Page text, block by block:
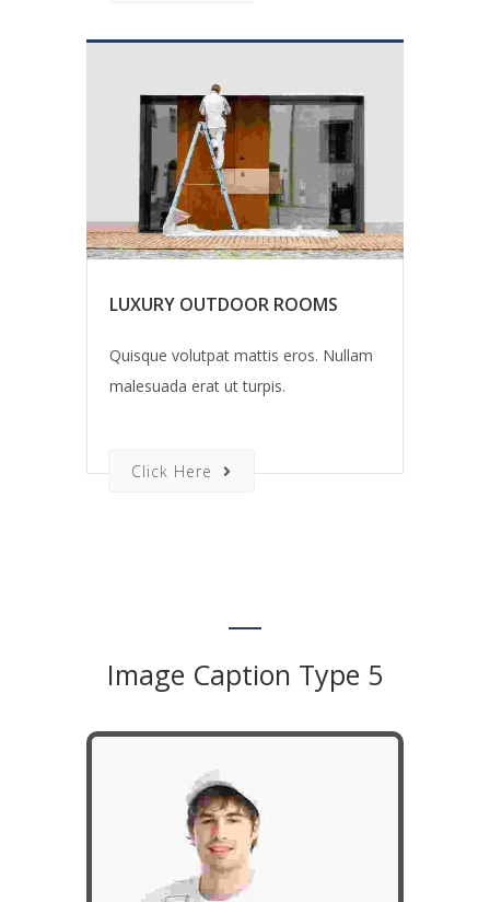
LUXURY OUTDOOR ROOMS
Quisque volutpat mattis eros. Nullam
malesuada erat ut turpis.
Click Here
Image Caption Type 5